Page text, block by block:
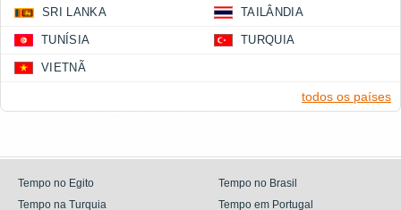
SRI LANKA TAILÂNDIA
TUNÍSIA TURQUIA
VIETNÃ
todos os países
Tempo no Egito
Tempo no Brasil
Tempo na Turquia
Tempo em Portugal